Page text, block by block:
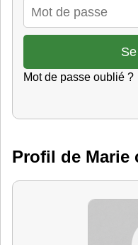
Mot de passe oublié ?
Profil de Marie